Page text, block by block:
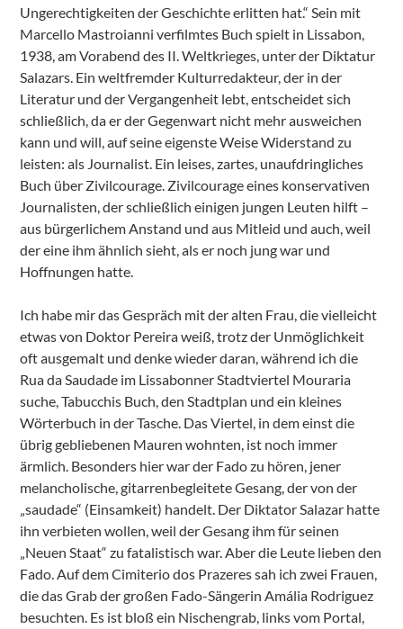
Ungerechtigkeiten der Geschichte erlitten hat.“ Sein mit
Marcello Mastroianni verfilmtes Buch spielt in Lissabon,
1938, am Vorabend des II. Weltkrieges, unter der Diktatur
Salazars. Ein weltfremder Kulturredakteur, der in der
Literatur und der Vergangenheit lebt, entscheidet sich
schließlich, da er der Gegenwart nicht mehr ausweichen
kann und will, auf seine eigenste Weise Widerstand zu
leisten: als Journalist. Ein leises, zartes, unaufdringliches
Buch über Zivilcourage. Zivilcourage eines konservativen
Journalisten, der schließlich einigen jungen Leuten hilft –
aus bürgerlichem Anstand und aus Mitleid und auch, weil
der eine ihm ähnlich sieht, als er noch jung war und
Hoffnungen hatte.
Ich habe mir das Gespräch mit der alten Frau, die vielleicht
etwas von Doktor Pereira weiß, trotz der Unmöglichkeit
oft ausgemalt und denke wieder daran, während ich die
Rua da Saudade im Lissabonner Stadtviertel Mouraria
suche, Tabucchis Buch, den Stadtplan und ein kleines
Wörterbuch in der Tasche. Das Viertel, in dem einst die
übrig gebliebenen Mauren wohnten, ist noch immer
ärmlich. Besonders hier war der Fado zu hören, jener
melancholische, gitarrenbegleitete Gesang, der von der
„saudade“ (Einsamkeit) handelt. Der Diktator Salazar hatte
ihn verbieten wollen, weil der Gesang ihm für seinen
„Neuen Staat“ zu fatalistisch war. Aber die Leute lieben den
Fado. Auf dem Cimiterio dos Prazeres sah ich zwei Frauen,
die das Grab der großen Fado-Sängerin Amália Rodriguez
besuchten. Es ist bloß ein Nischengrab, links vom Portal,